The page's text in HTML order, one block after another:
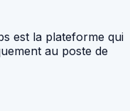
est la plateforme qui
au poste de